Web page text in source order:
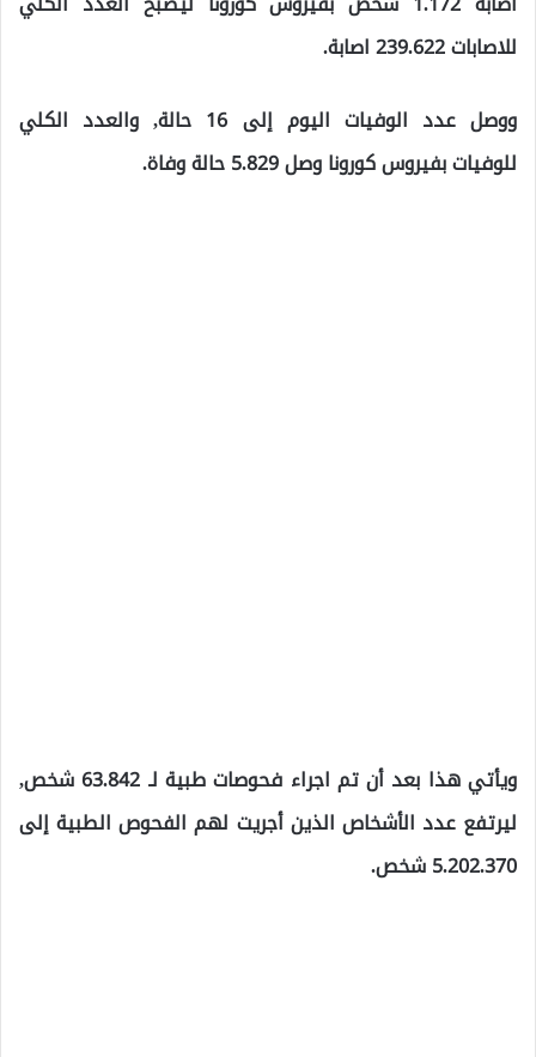
للاصابات 239.622 اصابة.
ووصل عدد الوفيات اليوم إلى 16 حالة, والعدد الكلي
للوفيات بفيروس كورونا وصل 5.829 حالة وفاة.
ويأتي هذا بعد أن تم اجراء فحوصات طبية لـ 63.842 شخص,
ليرتفع عدد الأشخاص الذين أجريت لهم الفحوص الطبية إلى
5.202.370 شخص.